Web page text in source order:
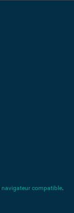
navigateur compatible.